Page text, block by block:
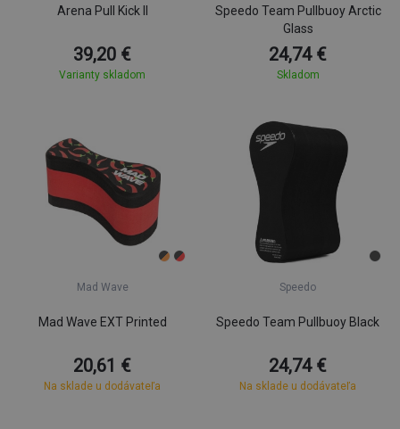
Arena Pull Kick II
39,20 €
Varianty skladom
Speedo Team Pullbuoy Arctic
Glass
24,74 €
Skladom
Mad Wave
Mad Wave EXT Printed
20,61 €
Na sklade u dodávateľa
Speedo
Speedo Team Pullbuoy Black
24,74 €
Na sklade u dodávateľa